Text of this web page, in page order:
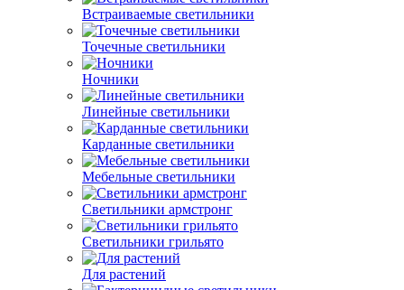
Встраиваемые светильники
Точечные светильники
Ночники
Линейные светильники
Карданные светильники
Мебельные светильники
Светильники армстронг
Светильники грильято
Для растений